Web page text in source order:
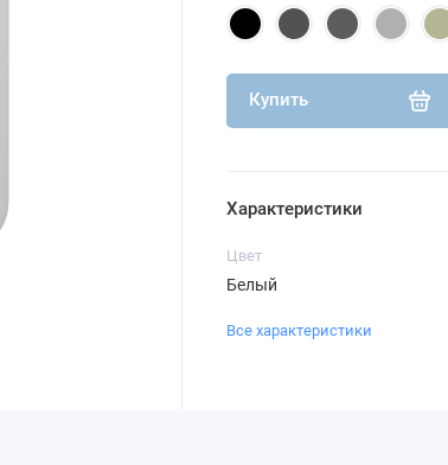
Купить
Характеристики
Цвет
Белый
Все характеристики